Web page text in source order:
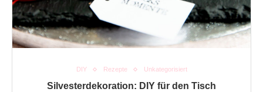
DIY Rezepte Unkategorisiert
Silvesterdekoration: DIY für den Tisch